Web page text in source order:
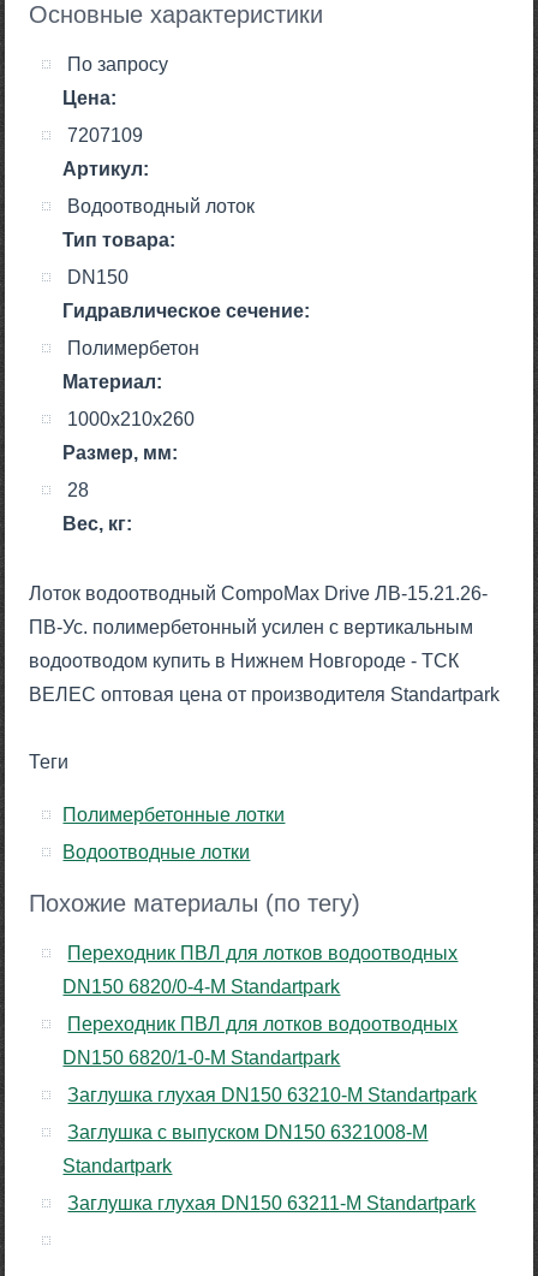
Основные характеристики
Цена:
По запросу
Артикул:
7207109
Тип товара:
Водоотводный лоток
Гидравлическое сечение:
DN150
Материал:
Полимербетон
Размер, мм:
1000х210х260
Вес, кг:
28
Лоток водоотводный CompoMax Drive ЛВ-15.21.26-
ПВ-Ус. полимербетонный усилен с вертикальным
водоотводом купить в Нижнем Новгороде - ТСК
ВЕЛЕС оптовая цена от производителя Standartpark
Теги
Полимербетонные лотки
Водоотводные лотки
Похожие материалы (по тегу)
Переходник ПВЛ для лотков водоотводных
DN150 6820/0-4-М Standartpark
Переходник ПВЛ для лотков водоотводных
DN150 6820/1-0-М Standartpark
Заглушка глухая DN150 63210-М Standartpark
Заглушка с выпуском DN150 6321008-М
Standartpark
Заглушка глухая DN150 63211-М Standartpark